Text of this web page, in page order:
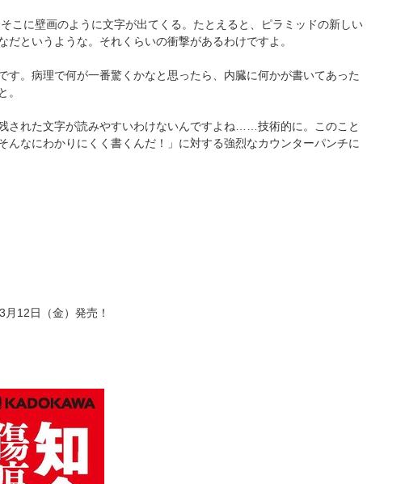
こに壁画のように文字が出てくる。たとえると、ピラミッドの新しい
というような。それくらいの衝撃があるわけですよ。
。病理で何が一番驚くかなと思ったら、内臓に何かが書いてあった
。
された文字が読みやすいわけないんですよね……技術的に。このこと
なにわかりにくく書くんだ！」に対する強烈なカウンターパンチに
12日（金）発売！